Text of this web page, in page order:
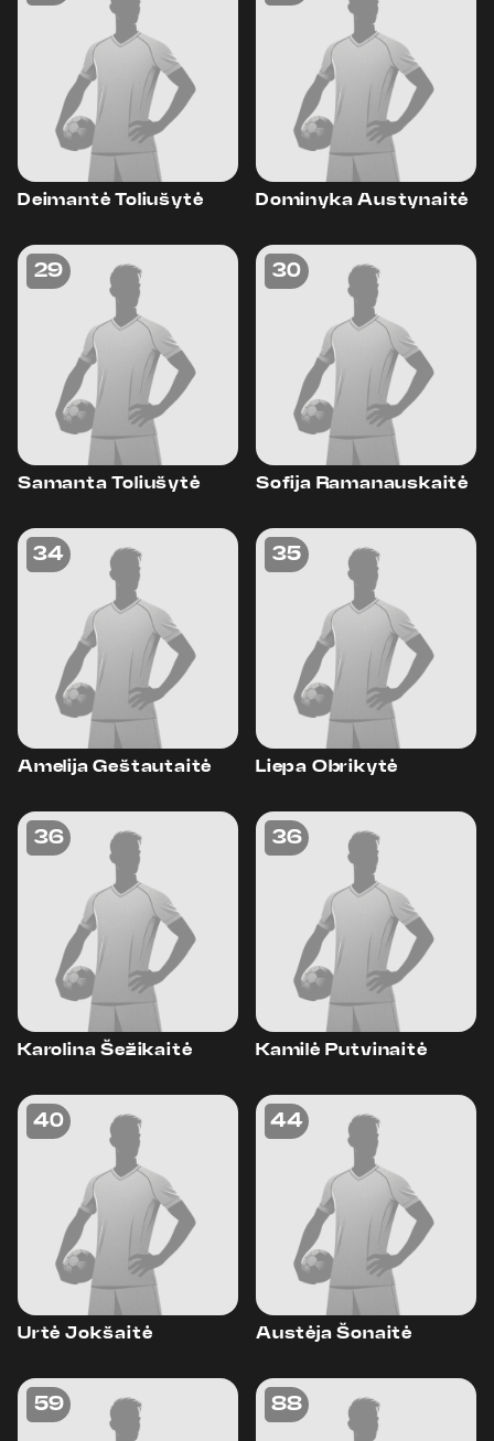
Deimantė Toliušytė Dominyka Austynaitė
29
Samanta Toliušytė
30
Sofija Ramanauskaitė
34
Amelija Geštautaitė
35
Liepa Obrikytė
36
Karolina Šežikaitė
36
Kamilė Putvinaitė
40
Urtė Jokšaitė
44
Austėja Šonaitė
59 88